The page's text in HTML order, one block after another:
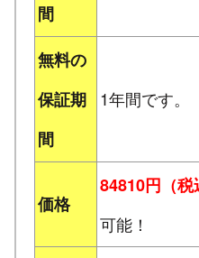
間
無料の
保証期
間
1年間です。
価格
84810円（税
可能！